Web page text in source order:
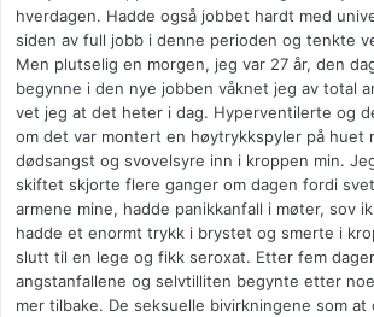
hverdagen. Hadde også jobbet hardt med
siden av full jobb i denne perioden og tenkte
Men plutselig en morgen, jeg var 27 år, den
begynne i den nye jobben våknet jeg av total
vet jeg at det heter i dag. Hyperventilerte og
om det var montert en høytrykkspyler på huet
dødsangst og svovelsyre inn i kroppen min.
skiftet skjorte flere ganger om dagen fordi
armene mine, hadde panikkanfall i møter, sov
hadde et enormt trykk i brystet og smerte i
slutt til en lege og fikk seroxat. Etter fem
angstanfallene og selvtilliten begynte etter
mer tilbake. De seksuelle bivirkningene som at